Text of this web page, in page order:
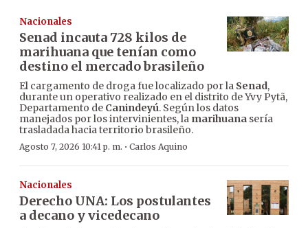
Nacionales
Senad incauta 728 kilos de
marihuana que tenían como
destino el mercado brasileño
El cargamento de droga fue localizado por la Senad,
durante un operativo realizado en el distrito de Yvy Pytã,
Departamento de Canindeyú. Según los datos
manejados por los intervinientes, la marihuana sería
trasladada hacia territorio brasileño.
Agosto 7, 2026 10:41 p. m. · Carlos Aquino
Nacionales
Derecho UNA: Los postulantes
a decano y vicedecano